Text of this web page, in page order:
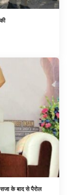
के बाद से पैरोल